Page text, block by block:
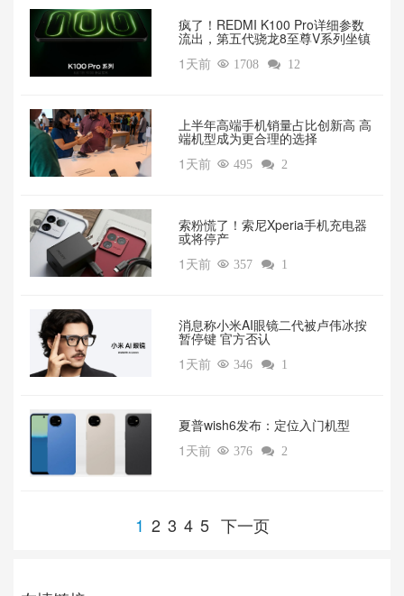
疯了！REDMI K100 Pro详细参数
流出，第五代骁龙8至尊V系列坐镇‌
1天前  1708  12
上半年高端手机销量占比创新高 高
端机型成为更合理的选择
1天前  495  2
索粉慌了！索尼Xperia手机充电器
或将停产
1天前  357  1
消息称小米AI眼镜二代被卢伟冰按
暂停键 官方否认
1天前  346  1
夏普wish6发布：定位入门机型
1天前  376  2
1 2 3 4 5 下一页